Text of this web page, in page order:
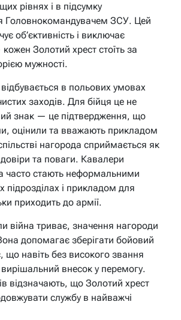
рівнях і в підсумку
Головнокомандувачем ЗСУ. Цей
об’єктивність і виключає
Золотий хрест стоїть за
мужності.
в польових умовах
заходів. Для бійця це не
знак — це підтвердження, що
оцінили та вважають прикладом
нагорода сприймається як
та поваги. Кавалери
часто стають неформальними
підрозділах і прикладом для
приходить до армії.
війна триває, значення нагороди
допомагає зберігати бойовий
що навіть без високого звання
внесок у перемогу.
відзначають, що Золотий хрест
службу в найважчі